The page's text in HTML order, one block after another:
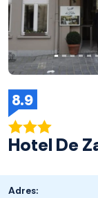
8.9
Hotel De
Adres: